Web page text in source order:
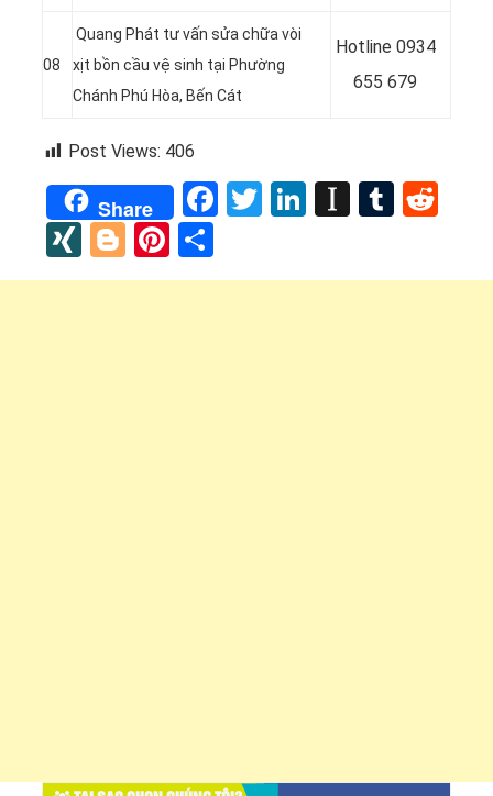
08
Quang Phát tư vấn sửa chữa vòi
xịt bồn cầu vệ sinh tại Phường
Chánh Phú Hòa, Bến Cát
Hotline 0934
655 679
Post Views: 406
Share Facebook
Twitter
LinkedIn
XINGBloggerPinterest